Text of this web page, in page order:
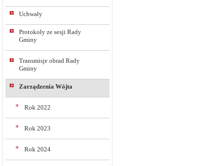
Uchwały
Protokoły ze sesji Rady
Gminy
Transmisje obrad Rady
Gminy
Zarządzenia Wójta
Rok 2022
Rok 2023
Rok 2024